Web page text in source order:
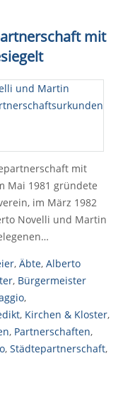
mit
mit
Mai 1981 gründete
im März 1982
Novelli und Martin
, Äbte, Alberto
, Bürgermeister
,
, Kirchen & Kloster,
, Partnerschaften,
, Städtepartnerschaft,